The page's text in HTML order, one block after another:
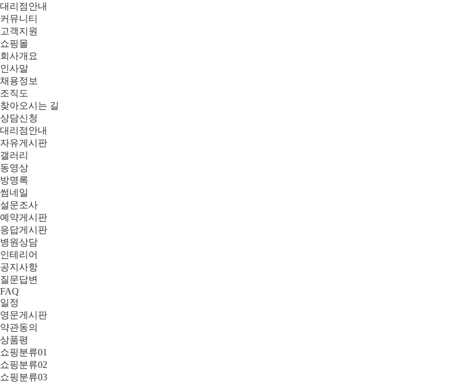
대리점안내
커뮤니티
고객지원
쇼핑몰
회사개요
인사말
채용정보
조직도
찾아오시는 길
상담신청
대리점안내
자유게시판
갤러리
동영상
방명록
썸네일
설문조사
예약게시판
응답게시판
병원상담
인테리어
공지사항
질문답변
FAQ
일정
영문게시판
약관동의
상품평
쇼핑분류01
쇼핑분류02
쇼핑분류03